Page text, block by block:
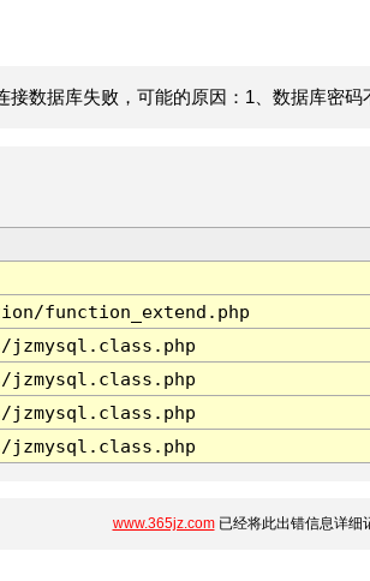
接数据库失败，可能的原因：1、数据库密码
function_extend.php
jzmysql.class.php
jzmysql.class.php
jzmysql.class.php
jzmysql.class.php
www.365jz.com已经将此出错信息详细